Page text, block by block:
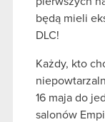
będą mieli
DLC!
Każdy, kto
16 maja do
salonów